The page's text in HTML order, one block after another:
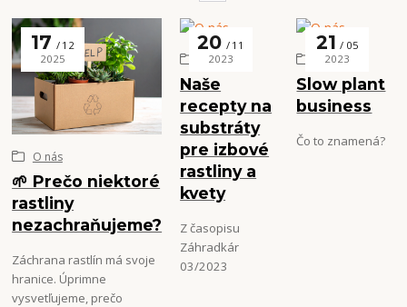
🌱 Prečo niektoré
rastliny
nezachraňujeme?
17
12
2025
O nás
Záchrana rastlín má svoje
hranice. Úprimne
vysvetľujeme, prečo
Naše
recepty na
substráty
pre izbové
rastliny a
kvety
20
11
2023
O nás
Z časopisu
Záhradkár
03/2023
Slow plant
business
21
05
2023
O nás
Čo to znamená?